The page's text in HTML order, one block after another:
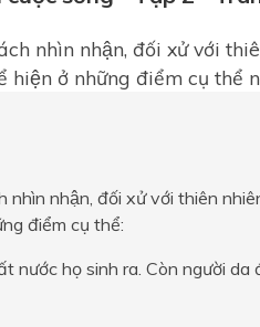
nhìn nhận, đối xử với
ở những điểm cụ thể
nhận, đối xử với thiên
điểm cụ thể:
nước họ sinh ra. Còn người da